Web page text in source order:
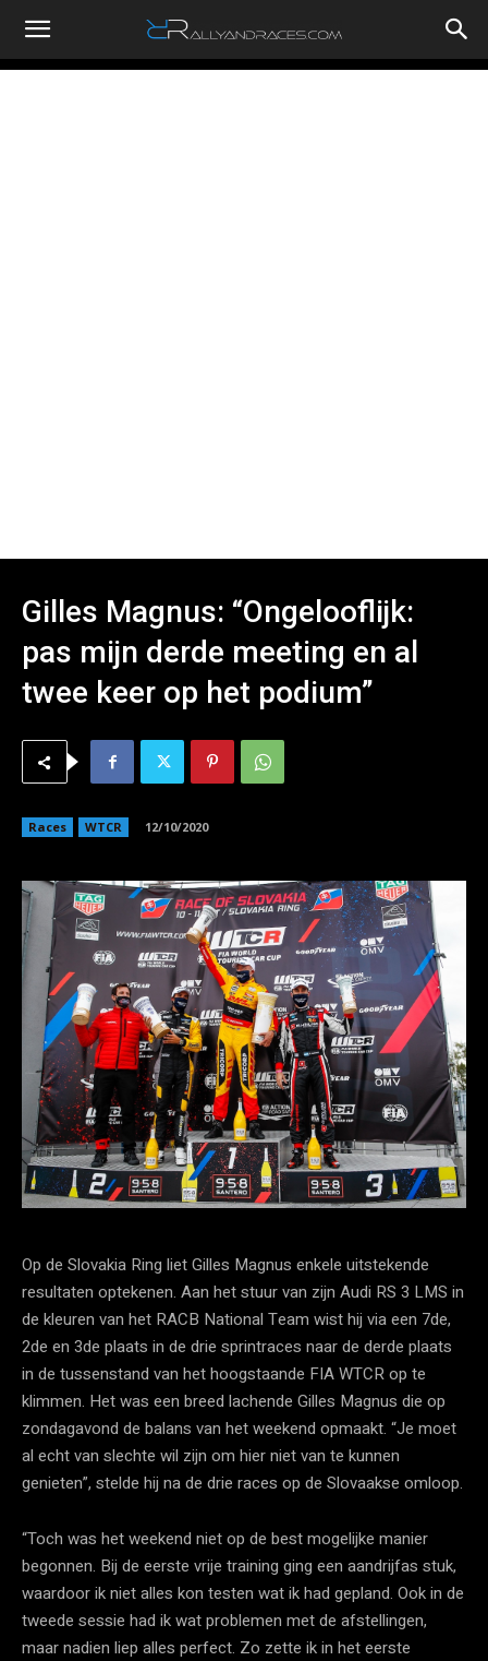
RallyandRaces.com
Gilles Magnus: “Ongelooflijk:
pas mijn derde meeting en al
twee keer op het podium”
Races WTCR 12/10/2020
Op de Slovakia Ring liet Gilles Magnus enkele uitstekende
resultaten optekenen. Aan het stuur van zijn Audi RS 3 LMS in
de kleuren van het RACB National Team wist hij via een 7de,
2de en 3de plaats in de drie sprintraces naar de derde plaats
in de tussenstand van het hoogstaande FIA WTCR op te
klimmen. Het was een breed lachende Gilles Magnus die op
zondagavond de balans van het weekend opmaakt. “Je moet
al echt van slechte wil zijn om hier niet van te kunnen
genieten”, stelde hij na de drie races op de Slovaakse omloop.
“Toch was het weekend niet op de best mogelijke manier
begonnen. Bij de eerste vrije training ging een aandrijfas stuk,
waardoor ik niet alles kon testen wat ik had gepland. Ook in de
tweede sessie had ik wat problemen met de afstellingen,
maar nadien liep alles perfect. Zo zette ik in het eerste